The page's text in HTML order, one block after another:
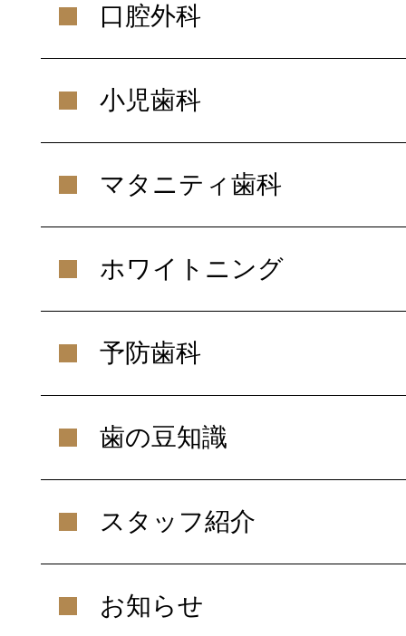
口腔外科
小児歯科
マタニティ歯科
ホワイトニング
予防歯科
歯の豆知識
スタッフ紹介
お知らせ